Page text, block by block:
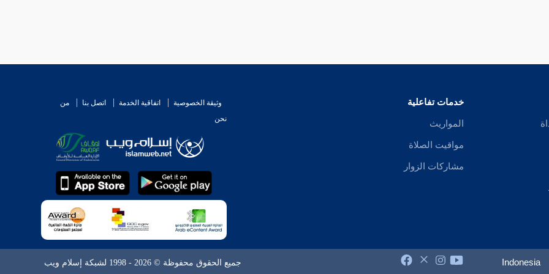
خدمات تفاعلية
المواريث
مواقيت الصلاة
مشاركات الزوار
وثيقة الخصوصية اتفاقية الخدمة اتصل بنا
من
نحن
Indonesia جميع الحقوق محفوظة © 2026 - 1998 لشبكة إسلام ويب